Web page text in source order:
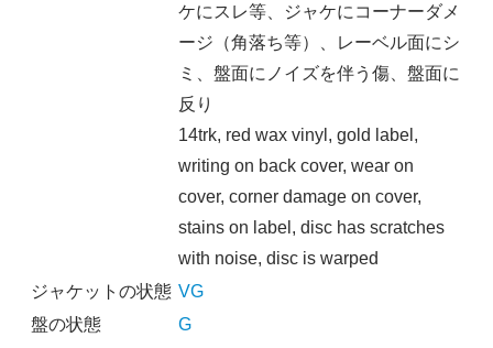
ケにスレ等、ジャケにコーナーダメ
ージ（角落ち等）、レーベル面にシ
ミ、盤面にノイズを伴う傷、盤面に
反り
14trk, red wax vinyl, gold label,
writing on back cover, wear on
cover, corner damage on cover,
stains on label, disc has scratches
with noise, disc is warped
ジャケットの状態 VG
盤の状態
G